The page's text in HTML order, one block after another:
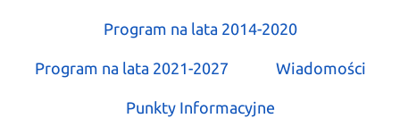
Program na lata 2014-2020
Program na lata 2021-2027 Wiadomości
Punkty Informacyjne